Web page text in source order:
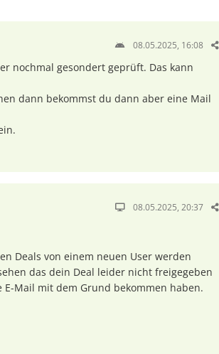
08.05.2025, 16:08
nochmal gesondert geprüft. Das kann
dann bekommst du dann aber eine Mail
08.05.2025, 20:37
Deals von einem neuen User werden
das dein Deal leider nicht freigegeben
Mail mit dem Grund bekommen haben.